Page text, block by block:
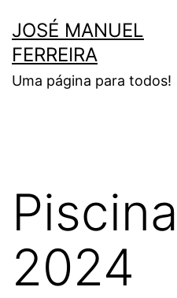
para
conteúdo
JOSÉ MANUEL
FERREIRA
Uma página para todos!
2024